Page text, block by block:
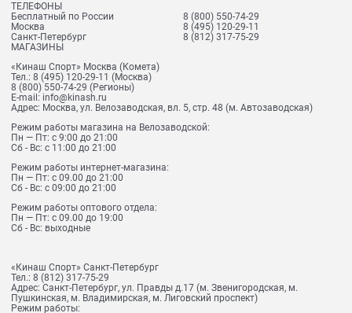
ТЕЛЕФОНЫ
Бесплатный по России
8 (800) 550-74-29
Москва
8 (495) 120-29-11
Санкт-Петербург
8 (812) 317-75-29
МАГАЗИНЫ
«Кинаш Спорт» Москва (Комета)
Тел.: 8 (495) 120-29-11 (Москва)
8 (800) 550-74-29 (Регионы)
E-mail: info@kinash.ru
Адрес: Москва, ул. Велозаводская, вл. 5, стр. 48 (м. Автозаводская)
Режим работы магазина на Велозаводской:
Пн — Пт: с 9:00 до 21:00
Сб - Вс: с 11:00 до 21:00
Режим работы интернет-магазина:
Пн — Пт: с 09.00 до 21:00
Сб - Вс: с 09:00 до 21:00
Режим работы оптового отдела:
Пн — Пт: с 09.00 до 19:00
Сб - Вс: выходные
«Кинаш Спорт» Санкт-Петербург
Тел.: 8 (812) 317-75-29
Адрес: Санкт-Петербург, ул. Правды д.17 (м. Звенигородская, м.
Пушкинская, м. Владимирская, м. Лиговский проспект)
Режим работы: